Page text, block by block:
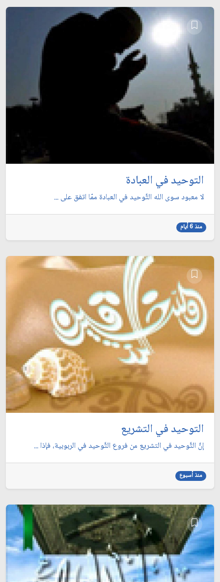
التوحيد في العبادة
لا معبود سوى الله التَّوحيد في العبادة ممّا اتفق على ...
منذ 6 أيام
التوحيد في التشريع
إنَّ التَّوحيد في التشريع من فروع التَّوحيد في الربوبية، فإذا ...
منذ أسبوع